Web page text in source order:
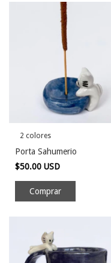
2 colores
Porta Sahumerio
$50.00 USD
Comprar